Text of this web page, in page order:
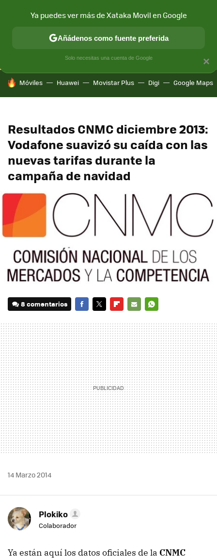
CONECTIVIDAD MÓVIL Y SOCIEDAD APLICACIONES
HOY SE HABLA DE
Móviles Huawei Movistar Plus Digi Google Maps
Resultados CNMC diciembre 2013:
Vodafone suavizó su caída con las
nuevas tarifas durante la
campaña de navidad
8 comentarios
MAIL
14 Marzo 2014
Plokiko
Colaborador
Ya están aquí los datos oficiales de la CNMC
×
Ya puedes ver más de Xataka Movil en Google
Añádenos como fuente preferida
Solo necesitas una cuenta de Google